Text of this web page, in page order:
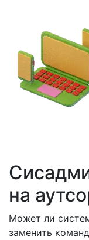
на
Может ли
заменить